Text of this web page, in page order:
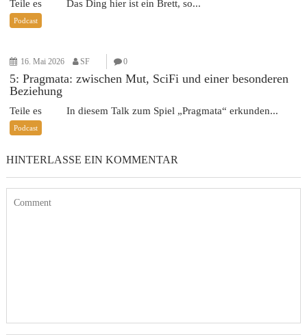
Teile es Das Ding hier ist ein Brett, so...
Podcast
16. Mai 2026 SF 0
5: Pragmata: zwischen Mut, SciFi und einer besonderen
Beziehung
Teile es In diesem Talk zum Spiel „Pragmata“ erkunden...
Podcast
HINTERLASSE EIN KOMMENTAR